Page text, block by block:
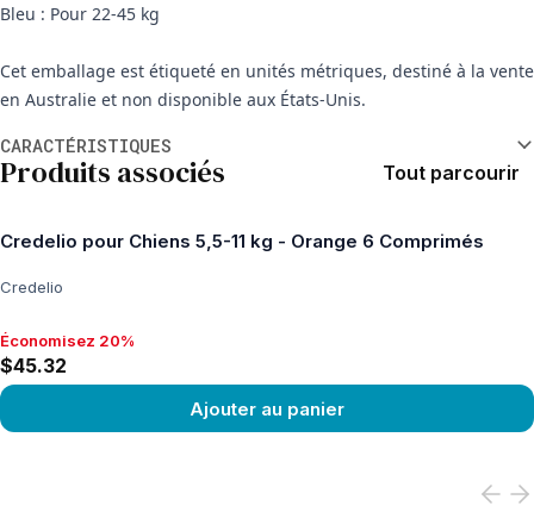
Bleu : Pour 22-45 kg
Cet emballage est étiqueté en unités métriques, destiné à la vente
en Australie et non disponible aux États-Unis.
CARACTÉRISTIQUES
Produits associés Tout parcourir
Credelio pour Chiens 5,5-11 kg - Orange 6 Comprimés
Credelio
Économisez 20%, $45.32
Économisez 20%
$45.32
Ajouter au panier